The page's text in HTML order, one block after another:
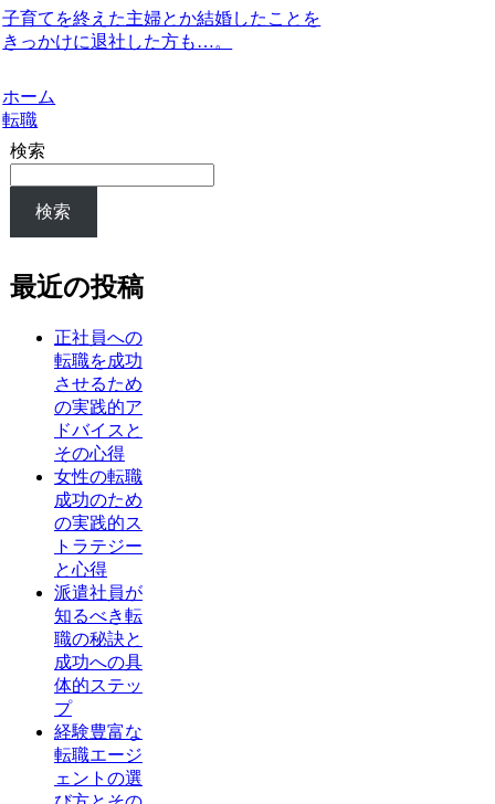
子育てを終えた主婦とか結婚したことを
きっかけに退社した方も…。
ホーム
転職
検索
検索
最近の投稿
正社員への
転職を成功
させるため
の実践的ア
ドバイスと
その心得
女性の転職
成功のため
の実践的ス
トラテジー
と心得
派遣社員が
知るべき転
職の秘訣と
成功への具
体的ステッ
プ
経験豊富な
転職エージ
ェントの選